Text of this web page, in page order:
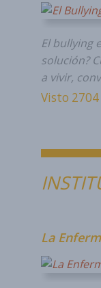
El bullying
solución?
a vivir,
Visto 2704
La